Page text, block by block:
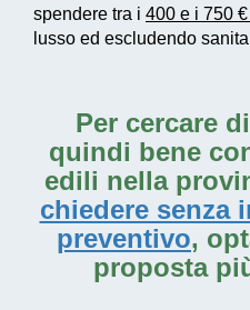
spendere tra i 400 e i 750
lusso ed escludendo
Per cercare
quindi bene
edili nella
chiedere senza
preventivo,
proposta